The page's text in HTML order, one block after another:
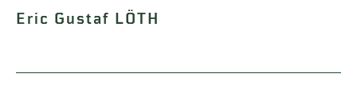
Eric Gustaf LÖTH